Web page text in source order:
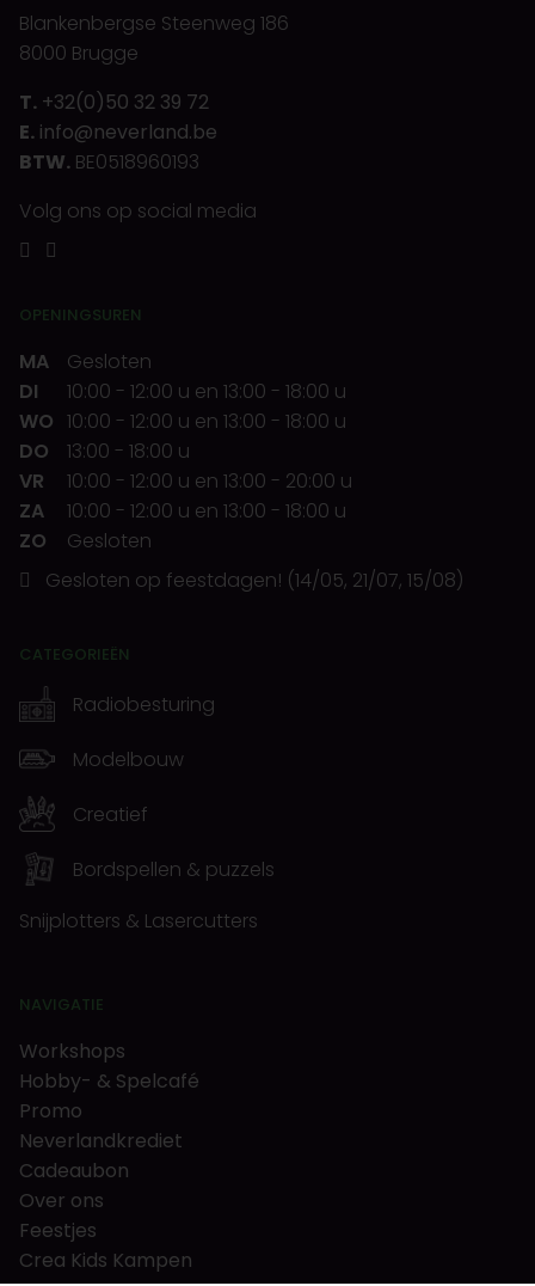
Blankenbergse Steenweg 186
8000 Brugge
T. +32(0)50 32 39 72
E. info@neverland.be
BTW. BE0518960193
Volg ons op social media
OPENINGSUREN
MA
Gesloten
DI
10:00 - 12:00 u en 13:00 - 18:00 u
WO 10:00 - 12:00 u en 13:00 - 18:00 u
DO
13:00 - 18:00 u
VR
10:00 - 12:00 u en 13:00 - 20:00 u
ZA
10:00 - 12:00 u en 13:00 - 18:00 u
ZO
Gesloten
Gesloten op feestdagen! (14/05, 21/07, 15/08)
CATEGORIEËN
Radiobesturing
Modelbouw
Creatief
Bordspellen & puzzels
Snijplotters & Lasercutters
NAVIGATIE
Workshops
Hobby- & Spelcafé
Promo
Neverlandkrediet
Cadeaubon
Over ons
Feestjes
Crea Kids Kampen